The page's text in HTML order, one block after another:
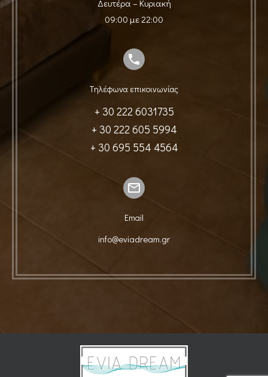
Δευτέρα – Κυριακή
09:00 με 22:00
Τηλέφωνα επικοινωνίας
+ 30 222 6031735
+ 30 222 605 5994
+ 30 695 554 4564
Email
info@eviadream.gr